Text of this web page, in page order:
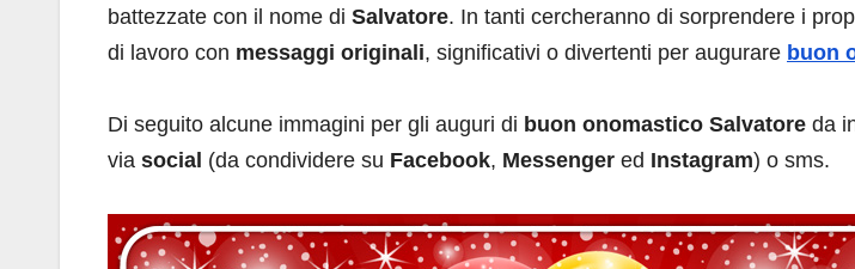
battezzate con il nome di Salvatore. In tanti cercheranno di sorprendere i
di lavoro con messaggi originali, significativi o divertenti per augurare buon
Di seguito alcune immagini per gli auguri di buon onomastico Salvatore da
via social (da condividere su Facebook, Messenger ed Instagram) o sms.